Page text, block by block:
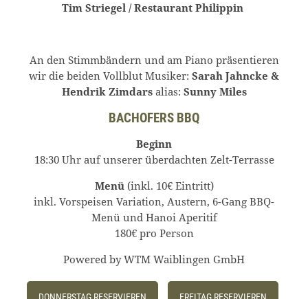
Tim Striegel / Restaurant Philippin
An den Stimmbändern und am Piano präsentieren
wir die beiden Vollblut Musiker: Sarah Jahncke &
Hendrik Zimdarsalias: Sunny Miles
BACHOFERS BBQ
Beginn
18:30 Uhr auf unserer überdachten Zelt-Terrasse
Menü (inkl. 10€ Eintritt)
inkl. Vorspeisen Variation, Austern, 6-Gang BBQ-
Menü und Hanoi Aperitif
180€ pro Person
Powered by WTM Waiblingen GmbH